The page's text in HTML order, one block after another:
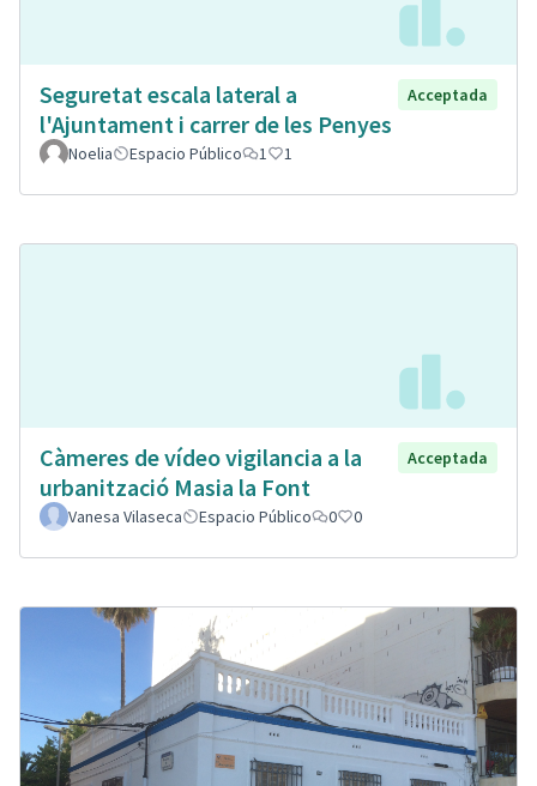
Seguretat escala lateral a
l'Ajuntament i carrer de les Penyes
Acceptada
Noelia Espacio Público 1 1
Càmeres de vídeo vigilancia a la
urbanització Masia la Font
Acceptada
Vanesa Vilaseca Espacio Público 0 0